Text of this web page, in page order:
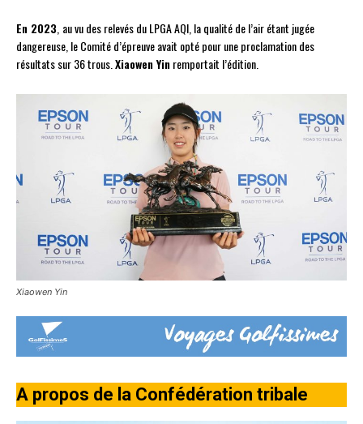
En 2023 au vu des relevés du LPGA AQI, la qualité de l’air étant jugée
dangereuse, le Comité d’épreuve avait opté pour une proclamation des
résultats sur 36 trous. Xiaowen Yinremportait l’édition.
Xiaowen Yin
A propos de la Confédération tribale